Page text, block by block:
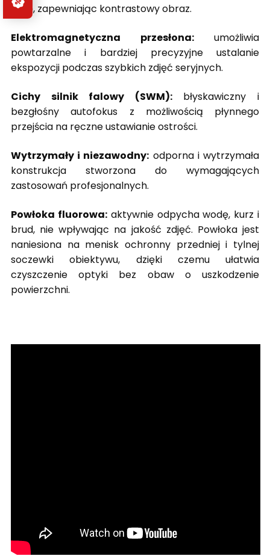
flarę, zapewniając kontrastowy obraz.
Elektromagnetyczna przesłona:umożliwia
powtarzalne i bardziej precyzyjne ustalanie
ekspozycji podczas szybkich zdjęć seryjnych.
Cichy silnik falowy (SWM):błyskawiczny i
bezgłośny autofokus z możliwością płynnego
przejścia na ręczne ustawianie ostrości.
Wytrzymały i niezawodny: odporna i wytrzymała
konstrukcja stworzona do wymagających
zastosowań profesjonalnych.
Powłoka fluorowa:aktywnie odpycha wodę, kurz i
brud, nie wpływając na jakość zdjęć. Powłoka jest
naniesiona na menisk ochronny przedniej i tylnej
soczewki obiektywu, dzięki czemu ułatwia
czyszczenie optyki bez obaw o uszkodzenie
powierzchni.